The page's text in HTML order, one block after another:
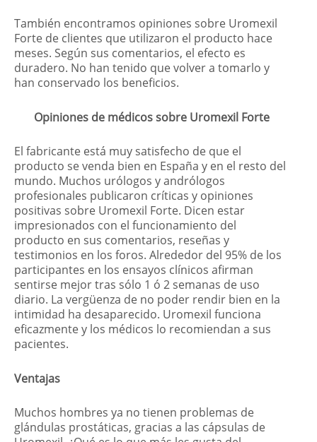
También encontramos opiniones sobre Uromexil
Forte de clientes que utilizaron el producto hace
meses. Según sus comentarios, el efecto es
duradero. No han tenido que volver a tomarlo y
han conservado los beneficios.
Opiniones de médicos sobre Uromexil Forte
El fabricante está muy satisfecho de que el
producto se venda bien en España y en el resto del
mundo. Muchos urólogos y andrólogos
profesionales publicaron críticas y opiniones
positivas sobre Uromexil Forte. Dicen estar
impresionados con el funcionamiento del
producto en sus comentarios, reseñas y
testimonios en los foros. Alrededor del 95% de los
participantes en los ensayos clínicos afirman
sentirse mejor tras sólo 1 ó 2 semanas de uso
diario. La vergüenza de no poder rendir bien en la
intimidad ha desaparecido. Uromexil funciona
eficazmente y los médicos lo recomiendan a sus
pacientes.
Ventajas
Muchos hombres ya no tienen problemas de
glándulas prostáticas, gracias a las cápsulas de